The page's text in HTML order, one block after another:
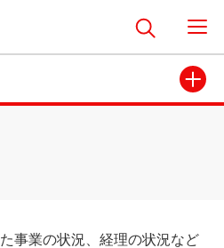
事業の状況、経理の状況など